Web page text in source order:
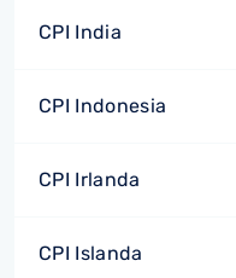
CPI India
CPI Indonesia
CPI Irlanda
CPI Islanda